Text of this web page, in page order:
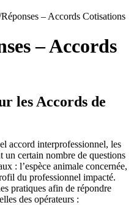
– Accords Cotisations
– Accords
les Accords de
accord interprofessionnel, les
un certain nombre de questions
: l’espèce animale concernée,
du professionnel impacté.
pratiques afin de répondre
des opérateurs :